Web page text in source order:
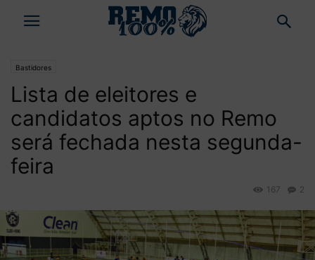
Bastidores
Lista de eleitores e
candidatos aptos no Remo
será fechada nesta segunda-
feira
2
167